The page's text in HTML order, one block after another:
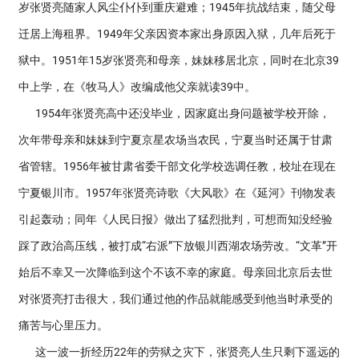
岁张贤亮随家人风尘仆仆到重庆避难；1945年抗战结束，随父母
迁居上海租界。1949年父亲因资本家出身原因入狱，几年后死于
狱中。1951年15岁张贤亮和母亲，妹妹移居北京，同时在北京39
中上学，在《牧马人》改编成他父亲就读39中。
1954年张贤亮高中还没毕业，因家庭出身问题被学校开除，
次年带母亲和妹妹到宁夏京星农场当农民，宁夏当时还属于甘肃
省管辖。1956年被甘肃省委干部文化学校选调任教，校址在现在
宁夏银川市。1957年张贤亮诗歌《大风歌》在《延河》刊物发表
引起轰动；同年《人民日报》做出了猛烈批判，可想而知没经验
踩了政治高压线，被打成“右派”下放银川西湖农场劳改。“文革”开
始后不幸又一次降临到这个不该不幸的家庭。母亲回北京后去世
对张贤亮打击很大，我们通过他的作品就能感受到他当时承受的
痛苦与心里压力。
这一波一折经历22年的劳狱之灾下，张贤亮人生只剩下遥远的